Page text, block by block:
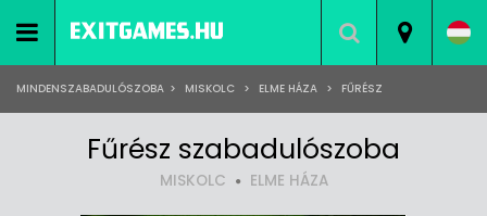
MINDENSZABADULÓSZOBA > MISKOLC > ELME HÁZA > FŰRÉSZ
Fűrész szabadulószoba
MISKOLC ELME HÁZA